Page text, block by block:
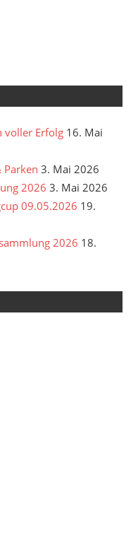
voller Erfolg 16. Mai
3. Mai 2026
2026 3. Mai 2026
09.05.2026 19.
2026 18.